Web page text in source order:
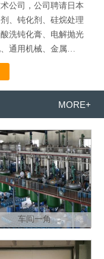
公司，公司聘请日本
、钝化剂、硅烷处理
洗钝化膏、电解抛光
通用机械、金属
MORE+
车间一角